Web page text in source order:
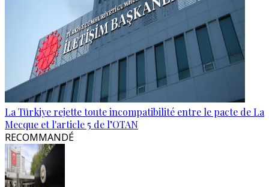
La Türkiye rejette toute incompatibilité entre le pacte de La
Mecque et l'article 5 de l’OTAN
RECOMMANDÉ